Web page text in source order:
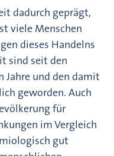
dadurch geprägt,
viele Menschen
dieses Handelns
sind seit den
und den damit
geworden. Auch
für
im Vergleich
gut